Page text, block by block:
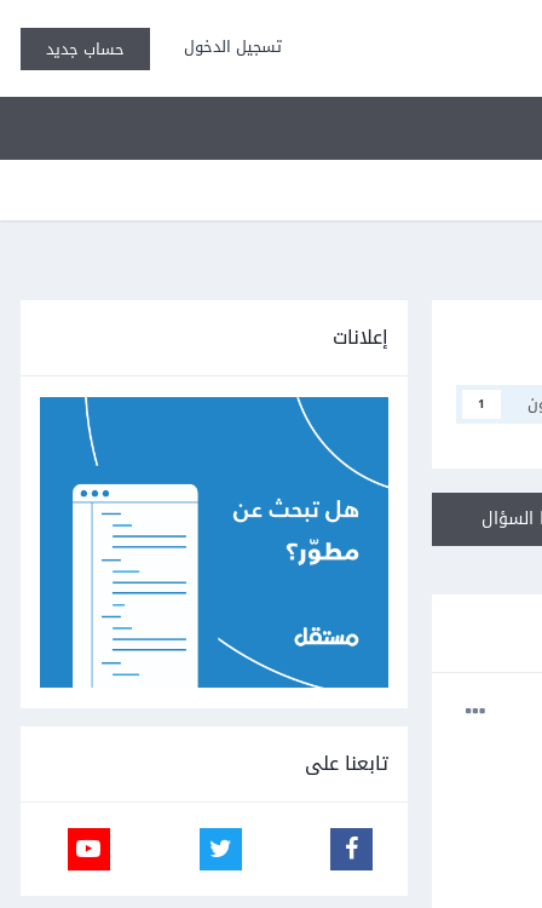
تسجيل الدخول حساب جديد
1
إعلانات
تابعنا على